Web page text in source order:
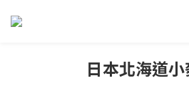
日本北海道